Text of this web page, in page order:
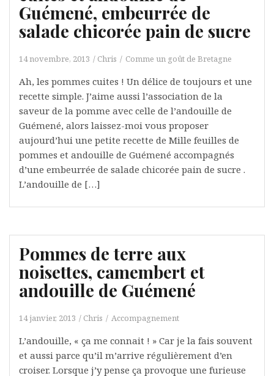
Guémené, embeurrée de
salade chicorée pain de sucre
14 novembre, 2013 Chris Comme un goût de Bretagne
Ah, les pommes cuites ! Un délice de toujours et une
recette simple. J’aime aussi l’association de la
saveur de la pomme avec celle de l’andouille de
Guémené, alors laissez-moi vous proposer
aujourd’hui une petite recette de Mille feuilles de
pommes et andouille de Guémené accompagnés
d’une embeurrée de salade chicorée pain de sucre .
L’andouille de […]
Pommes de terre aux
noisettes, camembert et
andouille de Guémené
14 janvier, 2013 Chris Accompagnement
L’andouille, « ça me connait ! » Car je la fais souvent
et aussi parce qu’il m’arrive régulièrement d’en
croiser. Lorsque j’y pense ça provoque une furieuse